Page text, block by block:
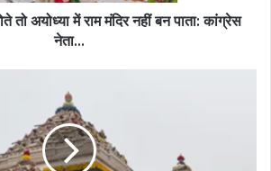
तो अयोध्या में राम मंदिर नहीं बन पाता: कांग्रेस
नेता...